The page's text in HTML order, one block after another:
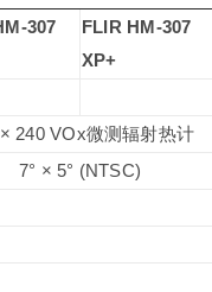
307
FLIR HM-307
XP+
240 VOx微测辐射热计
7° × 5° (NTSC)